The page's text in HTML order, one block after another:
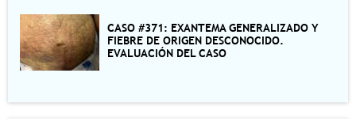
CASO #371: EXANTEMA GENERALIZADO Y
FIEBRE DE ORIGEN DESCONOCIDO.
EVALUACIÓN DEL CASO